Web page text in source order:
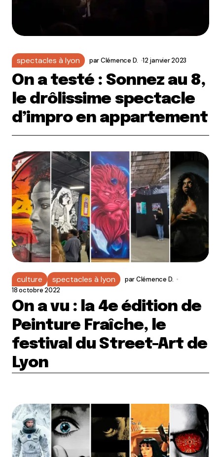
spectacles à lyon parClémence D. 12 janvier 2023
On a testé : Sonnez au 8,
le drôlissime spectacle
d’impro en appartement
culture spectacles à lyon parClémence D.
18 octobre 2022
On a vu : la 4e édition de
Peinture Fraîche, le
festival du Street-Art de
Lyon